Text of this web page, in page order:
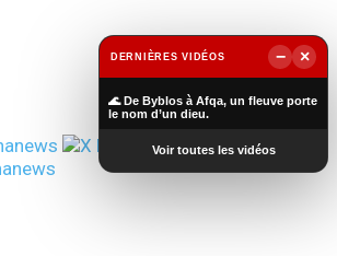
DERNIÈRES VIDÉOS −
×
🌊 De Byblos à Afqa, un fleuve porte
le nom d’un dieu.
Voir toutes les vidéos